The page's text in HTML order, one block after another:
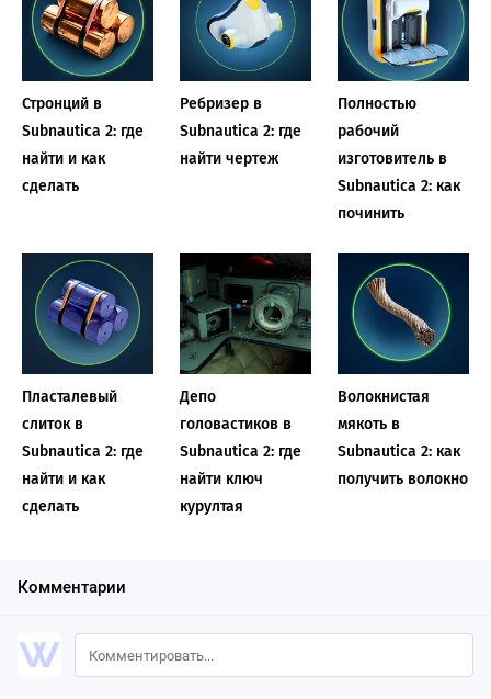
Стронций в
Subnautica 2: где
найти и как
сделать
Ребризер в
Subnautica 2: где
найти чертеж
Полностью
рабочий
изготовитель в
Subnautica 2: как
починить
Пласталевый
слиток в
Subnautica 2: где
найти и как
сделать
Депо
головастиков в
Subnautica 2: где
найти ключ
курултая
Волокнистая
мякоть в
Subnautica 2: как
получить волокно
Комментарии